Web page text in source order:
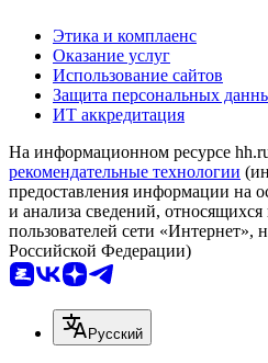
Этика и комплаенс
Оказание услуг
Использование сайтов
Защита персональных
ИТ аккредитация
На информационном ресурсе
рекомендательные технологии
предоставления информации на
и анализа сведений,
пользователей сети «Интернет»,
Российской Федерации)
Русский